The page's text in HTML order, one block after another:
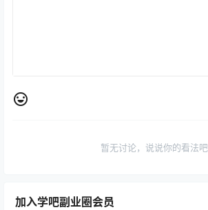
暂无讨论，说说你的看法吧
加入学吧副业圈会员